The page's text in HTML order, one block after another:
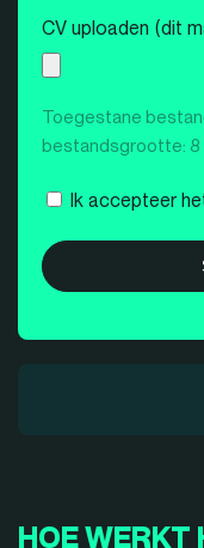
*
CV uploaden (dit
Toegestane
bestandsgrootte: 8
Instemming
Ik accepteer
HOE WERKT